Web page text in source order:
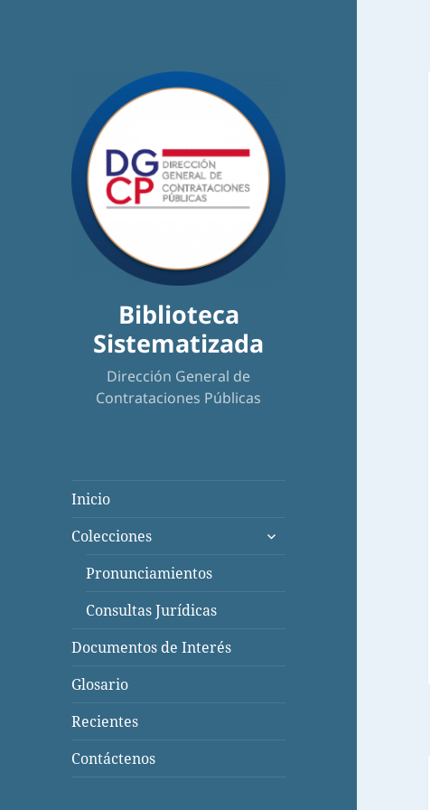
Biblioteca
Sistematizada
Dirección General de
Contrataciones Públicas
Inicio
Colecciones
expande
Pronunciamientos
Consultas Jurídicas
Documentos de Interés
Glosario
Recientes
Contáctenos